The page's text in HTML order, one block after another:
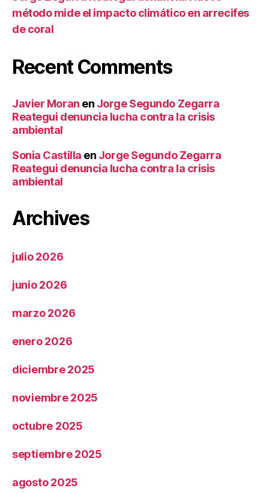
método mide el impacto climático en arrecifes
de coral
Recent Comments
Javier Moran en Jorge Segundo Zegarra
Reategui denuncia lucha contra la crisis
ambiental
Sonia Castilla en Jorge Segundo Zegarra
Reategui denuncia lucha contra la crisis
ambiental
Archives
julio 2026
junio 2026
marzo 2026
enero 2026
diciembre 2025
noviembre 2025
octubre 2025
septiembre 2025
agosto 2025